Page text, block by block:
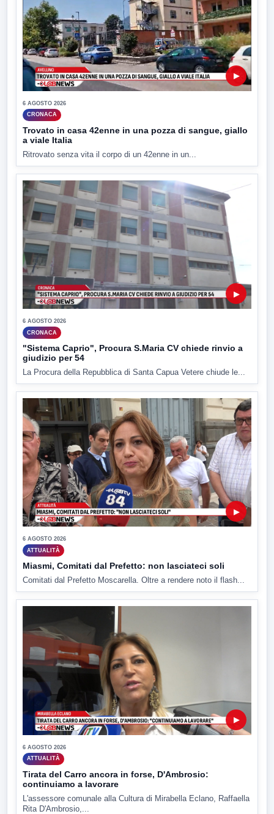
▶
6 AGOSTO 2026
CRONACA
Trovato in casa 42enne in una pozza di sangue, giallo
a viale Italia
Ritrovato senza vita il corpo di un 42enne in un...
▶
6 AGOSTO 2026
CRONACA
"Sistema Caprio", Procura S.Maria CV chiede rinvio a
giudizio per 54
La Procura della Repubblica di Santa Capua Vetere chiude le...
▶
6 AGOSTO 2026
ATTUALITÀ
Miasmi, Comitati dal Prefetto: non lasciateci soli
Comitati dal Prefetto Moscarella. Oltre a rendere noto il flash...
▶
6 AGOSTO 2026
ATTUALITÀ
Tirata del Carro ancora in forse, D'Ambrosio:
continuiamo a lavorare
L'assessore comunale alla Cultura di Mirabella Eclano, Raffaella
Rita D'Ambrosio,...